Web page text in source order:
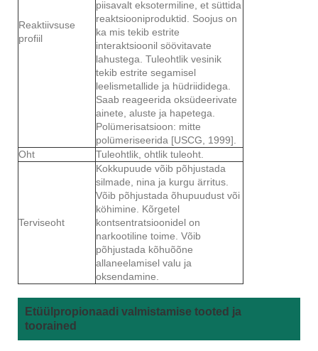
Reaktiivsuse
profiil
piisavalt eksotermiline, et süttida
reaktsiooniproduktid. Soojus on
ka mis tekib estrite
interaktsioonil söövitavate
lahustega. Tuleohtlik vesinik
tekib estrite segamisel
leelismetallide ja hüdriididega.
Saab reageerida oksüdeerivate
ainete, aluste ja hapetega.
Polümerisatsioon: mitte
polümeriseerida [USCG, 1999].
Oht
Tuleohtlik, ohtlik tuleoht.
Terviseoht
Kokkupuude võib põhjustada
silmade, nina ja kurgu ärritus.
Võib põhjustada õhupuudust või
köhimine. Kõrgetel
kontsentratsioonidel on
narkootiline toime. Võib
põhjustada kõhuõõne
allaneelamisel valu ja
oksendamine.
Etüülpropionaadi valmistamise tooted ja
toorained